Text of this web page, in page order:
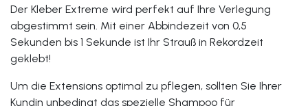
Der Kleber Extreme wird perfekt auf Ihre Verlegung
abgestimmt sein. Mit einer Abbindezeit von 0,5
Sekunden bis 1 Sekunde ist Ihr Strauß in Rekordzeit
geklebt!
Um die Extensions optimal zu pflegen, sollten Sie Ihrer
Kundin unbedingt das spezielle Shampoo für